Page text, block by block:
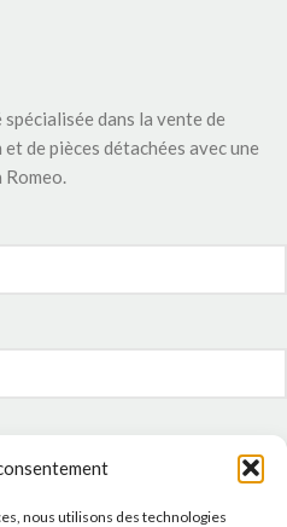
nous utilisons des technologies
dans la vente de
de pièces détachées avec une